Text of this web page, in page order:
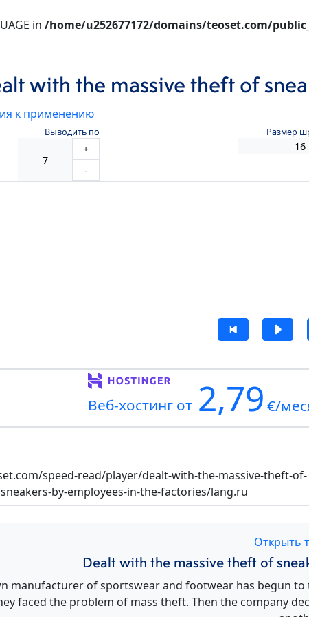
in /home/u252677172/domains/teoset.com/
with the massive theft of
к применению
Выводить по
+
-
Размер
Веб-хостинг от 2,79 €/
speed-read/player/dealt-with-the-massive-theft-of-
sneakers-by-employees-in-the-factories/lang.ru
Открыть
Dealt with the massive theft of
manufacturer of sportswear and footwear has begun
faced the problem of mass theft. Then the company